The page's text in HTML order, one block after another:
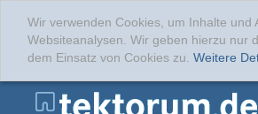
Wir verwenden Cookies, um Inhalte
Websiteanalysen. Wir geben hierzu nur
dem Einsatz von Cookies zu. Weitere